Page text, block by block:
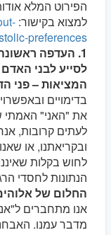
הפירוט המלא
למצוא בקישור:
preferences
1. העדפה
לסייע לבני
המציאות – פני
בדימויים
את "האני" האמתי
לעתים קרובות,
ובקריאתנו, או
לחוש בקלות
הנתונות לחסדי
החלום של
אנו מתחברים
מדבר עמנו.